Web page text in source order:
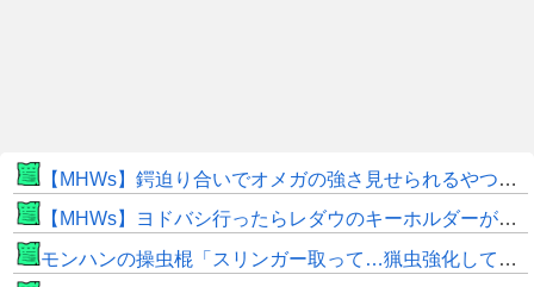
【MHWs】鍔迫り合いでオメガの強さ見せられるやつ一番すき
【MHWs】ヨドバシ行ったらレダウのキーホルダーが100円で売ってて草
モンハンの操虫棍「スリンガー取って…猟虫強化して…エキス取って… よし、戦うぞ」←これ